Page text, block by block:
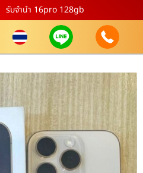
รับจำนำ 16pro 128gb